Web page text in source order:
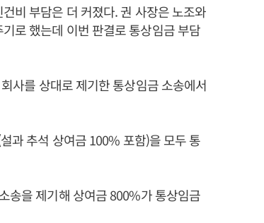
비 부담은 더 커졌다. 권 사장은 노조와
로 했는데 이번 판결로 통상임금 부담
사를 상대로 제기한 통상임금 소송에서
과 추석 상여금 100% 포함)을 모두 통
송을 제기해 상여금 800%가 통상임금